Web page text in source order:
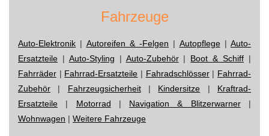
Fahrzeuge
Auto-Elektronik | Autoreifen & -Felgen | Autopflege| Auto-
Ersatzteile | Auto-Styling | Auto-Zubehör| Boot & Schiff |
Fahrräder | Fahrrad-Ersatzteile | Fahradschlösser| Fahrrad-
Zubehör | Fahrzeugsicherheit| Kindersitze | Kraftrad-
Ersatzteile | Motorrad | Navigation & Blitzerwarner|
Wohnwagen | Weitere Fahrzeuge